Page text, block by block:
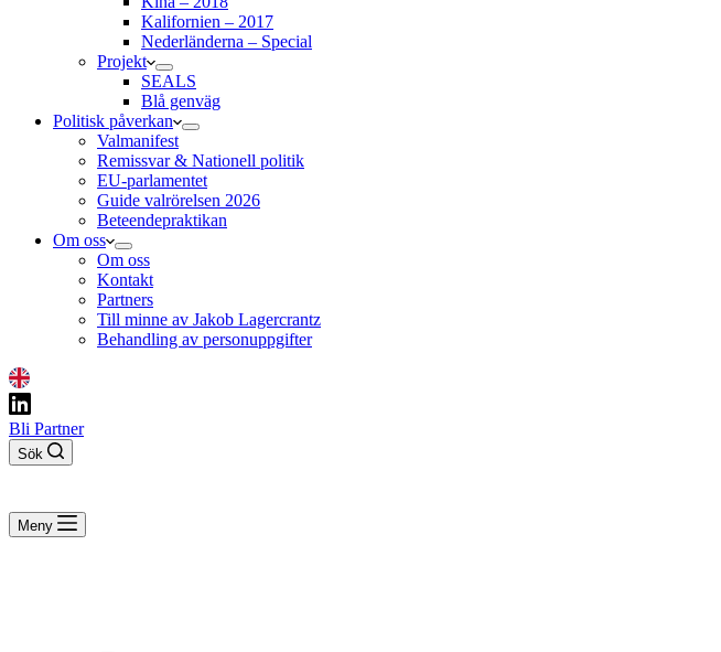
Kalifornien – 2017
Nederländerna – Special
Projekt
SEALS
Blå genväg
Politisk påverkan
Valmanifest
Remissvar & Nationell politik
EU-parlamentet
Guide valrörelsen 2026
Beteendepraktikan
Om oss
Om oss
Kontakt
Partners
Till minne av Jakob Lagercrantz
Behandling av personuppgifter
Bli Partner
Sök
Meny